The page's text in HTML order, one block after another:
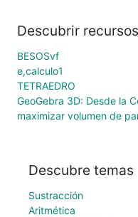
Descubrir recursos
BESOSvf
e,calculo1
TETRAEDRO
maximizar volumen de
Descubre temas
Sustracción
Aritmética